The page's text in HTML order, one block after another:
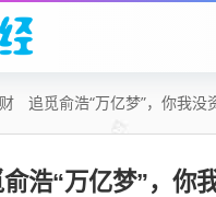
追觅俞浩“万亿梦”，你我没
浩“万亿梦”，你